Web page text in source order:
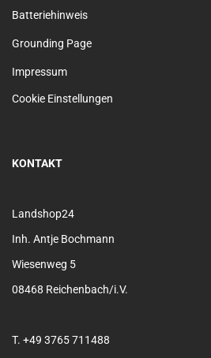
Batteriehinweis
Grounding Page
Impressum
Cookie Einstellungen
KONTAKT
Landshop24
Inh. Antje Bochmann
Wiesenweg 5
08468 Reichenbach/i.V.
T. +49 3765 711488